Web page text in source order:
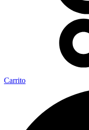
Carrito